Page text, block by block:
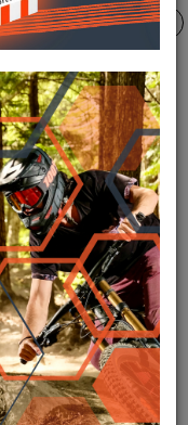
34,95€
SCOTT TEAR-OFFS